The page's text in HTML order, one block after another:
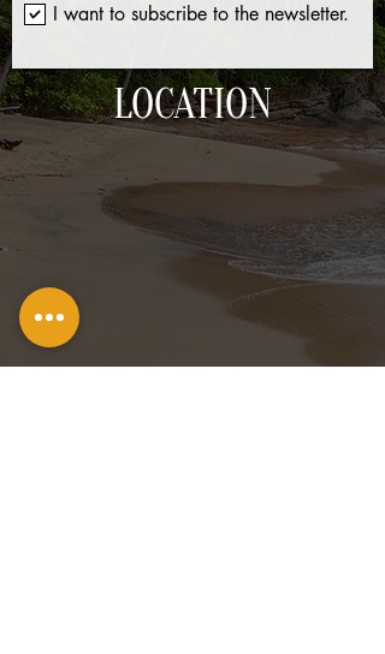
I want to subscribe to the newsletter.
LOCATION